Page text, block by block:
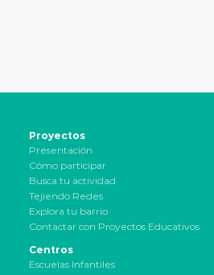
Proyectos
Presentación
Cómo participar
Busca tu actividad
Tejiendo Redes
Explora tu barrio
Contactar con Proyectos Educativos
Centros
Escuelas Infantiles